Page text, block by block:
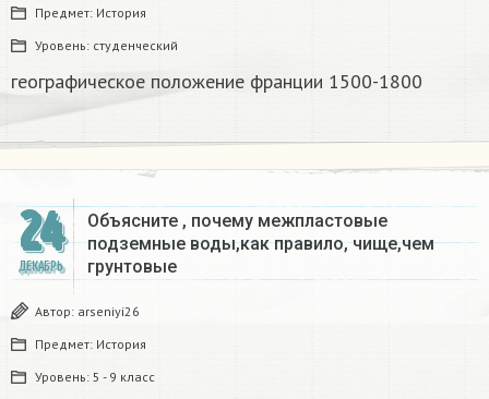
Предмет: История
Уровень: студенческий
географическое положение франции 1500-1800​
24
ДЕКАБРЬ
Объясните , почему межпластовые
подземные воды,как правило, чище,чем
грунтовые​
Автор: arseniyi26
Предмет: История
Уровень: 5 - 9 класс